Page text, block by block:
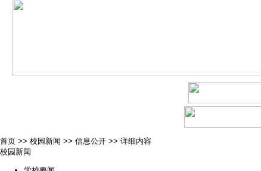
首页 >> 校园新闻 >> 信息公开 >> 详细内容
校园新闻